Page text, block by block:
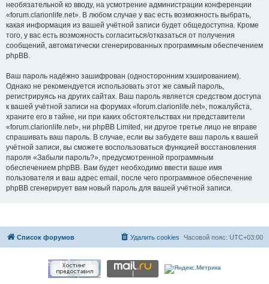
необязательной ко вводу, на усмотрение администрации конференции
«forum.clarionlife.net». В любом случае у вас есть возможность выбрать,
какая информация из вашей учётной записи будет общедоступна. Кроме
того, у вас есть возможность согласиться/отказаться от получения
сообщений, автоматически сгенерированных программным обеспечением
phpBB.
Ваш пароль надёжно зашифрован (односторонним хэшированием).
Однако не рекомендуется использовать этот же самый пароль,
регистрируясь на других сайтах. Ваш пароль является средством доступа
к вашей учётной записи на форумах «forum.clarionlife.net», пожалуйста,
храните его в тайне, ни при каких обстоятельствах ни представители
«forum.clarionlife.net», ни phpBB Limited, ни другое третье лицо не вправе
спрашивать ваш пароль. В случае, если вы забудете ваш пароль к вашей
учётной записи, вы сможете воспользоваться функцией восстановления
пароля «Забыли пароль?», предусмотренной программным
обеспечением phpBB. Вам будет необходимо ввести ваше имя
пользователя и ваш адрес email, после чего программное обеспечение
phpBB сгенерирует вам новый пароль для вашей учётной записи.
Список форумов Часовой пояс: UTC+03:00
Удалить cookies